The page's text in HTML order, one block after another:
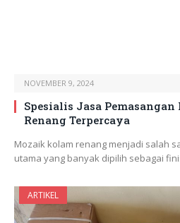
NOVEMBER 9, 2024
Spesialis Jasa
Renang Terpercaya
Mozaik kolam renang menjadi salah
utama yang banyak dipilih sebagai
ARTIKEL